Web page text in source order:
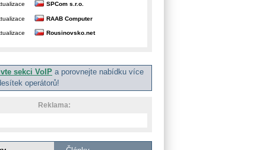
SPCom s.r.o.
RAAB Computer
Rousinovsko.net
sekci VoIP a porovnejte nabídku více
operátorů!
Reklama: